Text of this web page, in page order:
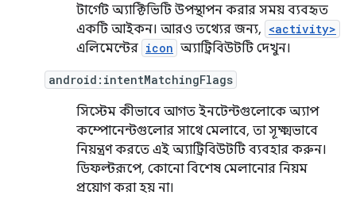
টার্গেট অ্যাক্টিভিটি উপস্থাপন করার সময় ব্যবহৃত
একটি আইকন। আরও তথ্যের জন্য, <activity>
এলিমেন্টের icon অ্যাট্রিবিউটটি দেখুন।
android:intentMatchingFlags
সিস্টেম কীভাবে আগত ইনটেন্টগুলোকে অ্যাপ
কম্পোনেন্টগুলোর সাথে মেলাবে, তা সূক্ষ্মভাবে
নিয়ন্ত্রণ করতে এই অ্যাট্রিবিউটটি ব্যবহার করুন।
ডিফল্টরূপে, কোনো বিশেষ মেলানোর নিয়ম
প্রয়োগ করা হয় না।